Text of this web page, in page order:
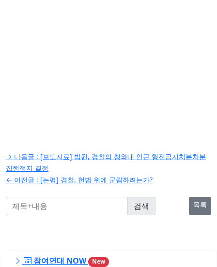
글
탐
색
→ 다음글 : [보도자료] 법원, 경찰의 청와대 인근 행진금지처분처분
집행정지 결정
← 이전글 : [논평] 경찰, 헌법 위에 군림하려는가?
목록
참여연대 NOW New